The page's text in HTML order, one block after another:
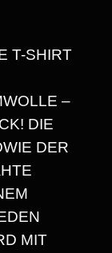
T-SHIRT
–
DIE
DER
MIT